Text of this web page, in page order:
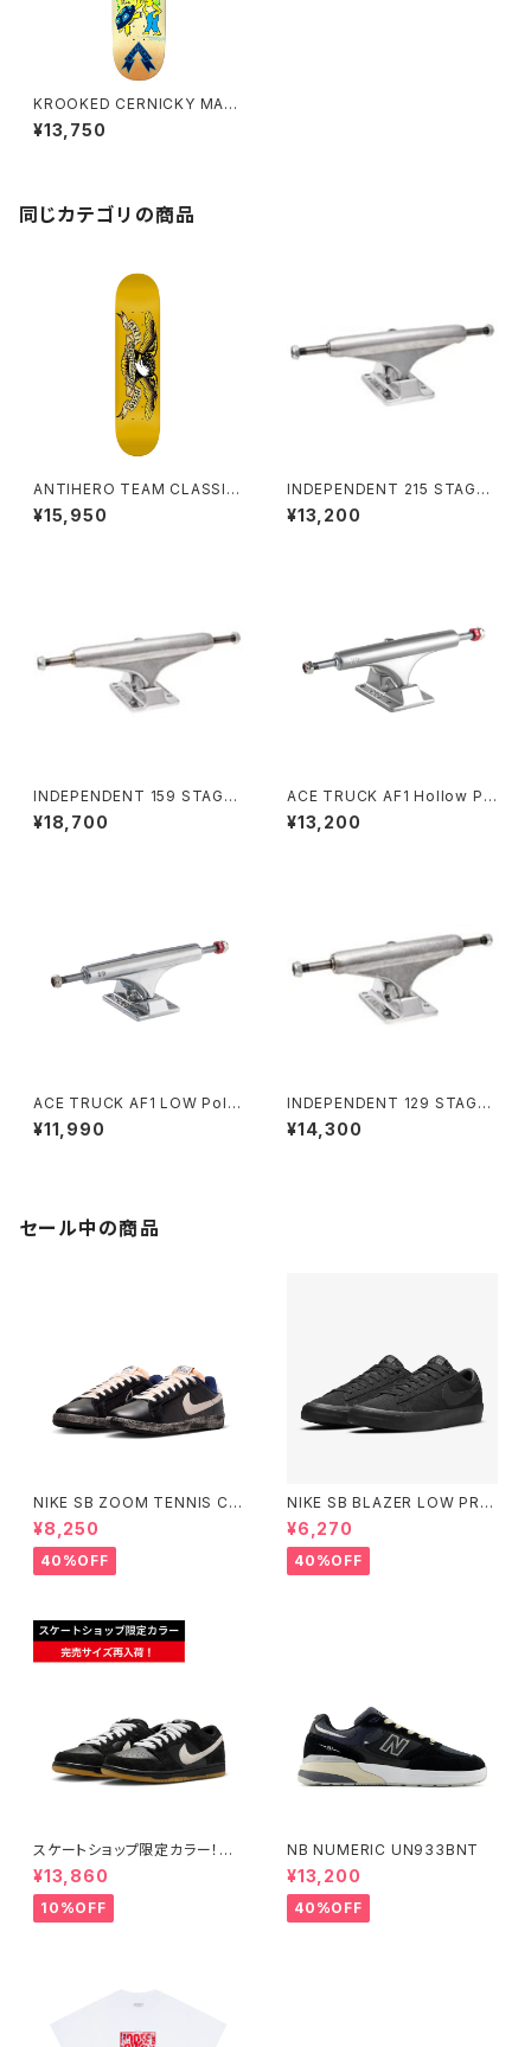
KROOKED CERNICKY MAD
TURTLE TRUE FIT 8.5イン
チ エディー・サーニッキィー マッ
¥13,750
同じカテゴリの商品
ANTIHERO TEAM CLASSIC
EAGLE (KIDS SIZE) 7.3イン
チ BBSプレス チーム クラシック
¥15,950
INDEPENDENT 215 STAGE 1
1 POLISHED SKATEBOARD
TRUCKS インディペンデント 2
¥13,200
INDEPENDENT 159 STAGE
11 FORGED TITANIUM STA
NDARD SKATEBOARD TRU
¥18,700
ACE TRUCK AF1 Hollow Po
lished 22 33 44 55
¥13,200
ACE TRUCK AF1 LOW Polis
hed 22
¥11,990
INDEPENDENT 129 STAGE
11 FORGED HOLLOW SILVE
R STANDARD SKATEBOAR
¥14,300
セール中の商品
NIKE SB ZOOM TENNIS CL
ASSIC QS "RASSVET" ナイ
キエスビー ズーム テニスクラシ
ック ラスベート Small Size
¥8,250
40%OFF
NIKE SB BLAZER LOW PRO
GT BLACK/BLACK ナイキエ
スビー ブレーザー ロー ブラッ
ク
¥6,270
40%OFF
スケートショップ限定カラー！NI
KE SB DUNK LOW PRO BLA
CK/WHITE/GUM
¥13,860
10%OFF
NB NUMERIC UN933BNT
¥13,200
40%OFF